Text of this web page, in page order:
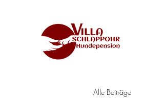
Alle Beiträge